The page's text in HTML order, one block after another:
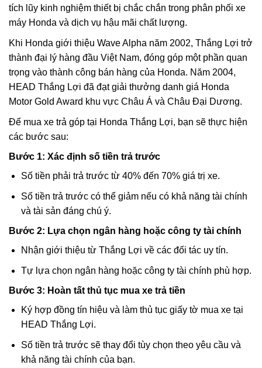
tích lũy kinh nghiệm thiết bị chắc chắn trong phân phối xe
máy Honda và dịch vụ hậu mãi chất lượng.
Khi Honda giới thiệu Wave Alpha năm 2002, Thắng Lợi trở
thành đại lý hàng đầu Việt Nam, đóng góp một phần quan
trọng vào thành công bán hàng của Honda. Năm 2004,
HEAD Thắng Lợi đã đạt giải thưởng danh giá Honda
Motor Gold Award khu vực Châu Á và Châu Đại Dương.
Để mua xe trả góp tại Honda Thắng Lợi, bạn sẽ thực hiện
các bước sau:
Bước 1: Xác định số tiền trả trước
Số tiền phải trả trước từ 40% đến 70% giá trị xe.
Số tiền trả trước có thể giảm nếu có khả năng tài chính
và tài sản đáng chú ý.
Bước 2: Lựa chọn ngân hàng hoặc công ty tài chính
Nhận giới thiệu từ Thắng Lợi về các đối tác uy tín.
Tự lựa chọn ngân hàng hoặc công ty tài chính phù hợp.
Bước 3: Hoàn tất thủ tục mua xe trả tiền
Ký hợp đồng tín hiệu và làm thủ tục giấy tờ mua xe tại
HEAD Thắng Lợi.
Số tiền trả trước sẽ thay đổi tùy chọn theo yêu cầu và
khả năng tài chính của bạn.